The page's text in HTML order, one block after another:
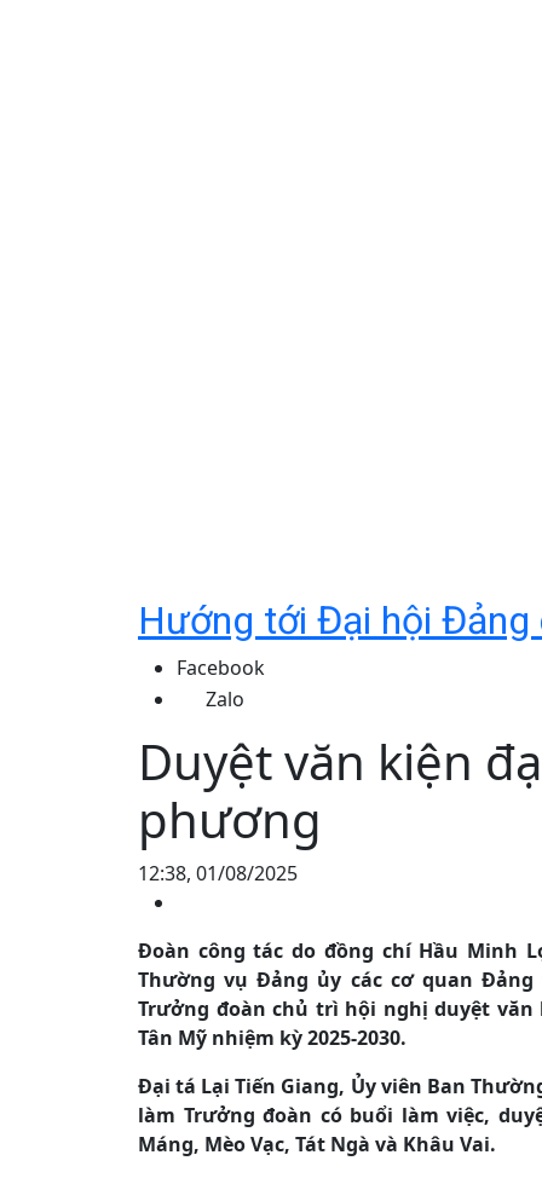
Hướng tới Đại hội Đảng
Facebook
Zalo
Duyệt văn kiện
phương
12:38, 01/08/2025
Đoàn công tác do đồng chí Hầu Minh
Thường vụ Đảng ủy các cơ quan
Trưởng đoàn chủ trì hội nghị duyệt văn
Tân Mỹ nhiệm kỳ 2025-2030.
Đại tá Lại Tiến Giang, Ủy viên Ban
làm Trưởng đoàn có buổi làm việc,
Máng, Mèo Vạc, Tát Ngà và Khâu Vai.